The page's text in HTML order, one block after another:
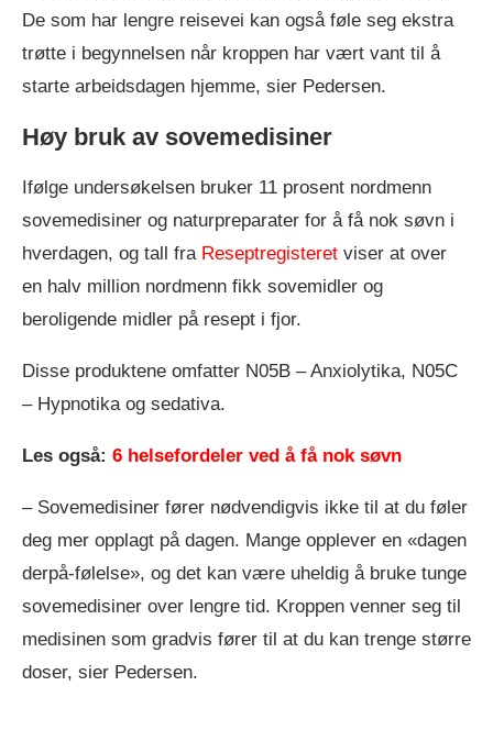
De som har lengre reisevei kan også føle seg ekstra
trøtte i begynnelsen når kroppen har vært vant til å
starte arbeidsdagen hjemme, sier Pedersen.
Høy bruk av sovemedisiner
Ifølge undersøkelsen bruker 11 prosent nordmenn
sovemedisiner og naturpreparater for å få nok søvn i
hverdagen, og tall fra Reseptregisteret viser at over
en halv million nordmenn fikk sovemidler og
beroligende midler på resept i fjor.
Disse produktene omfatter N05B – Anxiolytika, N05C
– Hypnotika og sedativa.
Les også: 6 helsefordeler ved å få nok søvn
– Sovemedisiner fører nødvendigvis ikke til at du føler
deg mer opplagt på dagen. Mange opplever en «dagen
derpå-følelse», og det kan være uheldig å bruke tunge
sovemedisiner over lengre tid. Kroppen venner seg til
medisinen som gradvis fører til at du kan trenge større
doser, sier Pedersen.